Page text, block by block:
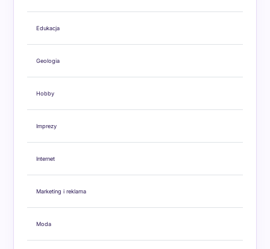
Edukacja
Geologia
Hobby
Imprezy
Internet
Marketing i reklama
Moda